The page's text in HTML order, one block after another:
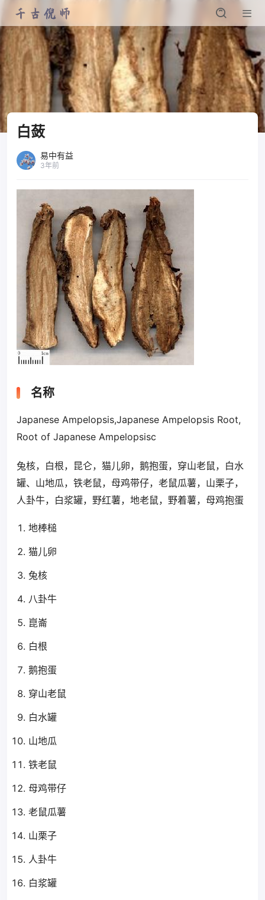
白蔹
易中有益
3年前
名称
Japanese Ampelopsis,Japanese Ampelopsis Root,
Root of Japanese Ampelopsisc
兔核，白根，昆仑，猫儿卵，鹅抱蛋，穿山老鼠，白水
罐、山地瓜，铁老鼠，母鸡带仔，老鼠瓜薯，山栗子，
人卦牛，白浆罐，野红薯，地老鼠，野着薯，母鸡抱蛋
地棒槌
猫儿卵
兔核
八卦牛
崑崙
白根
鹅抱蛋
穿山老鼠
白水罐
山地瓜
铁老鼠
母鸡带仔
老鼠瓜薯
山栗子
人卦牛
白浆罐